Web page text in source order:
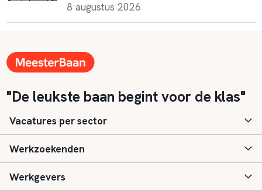
8 augustus 2026
"De leukste baan begint voor de klas"
Vacatures per sector
Basisonderwijs
Speciaal (basis) onderwijs
Werkzoekenden
Aanmelden
Werkgevers